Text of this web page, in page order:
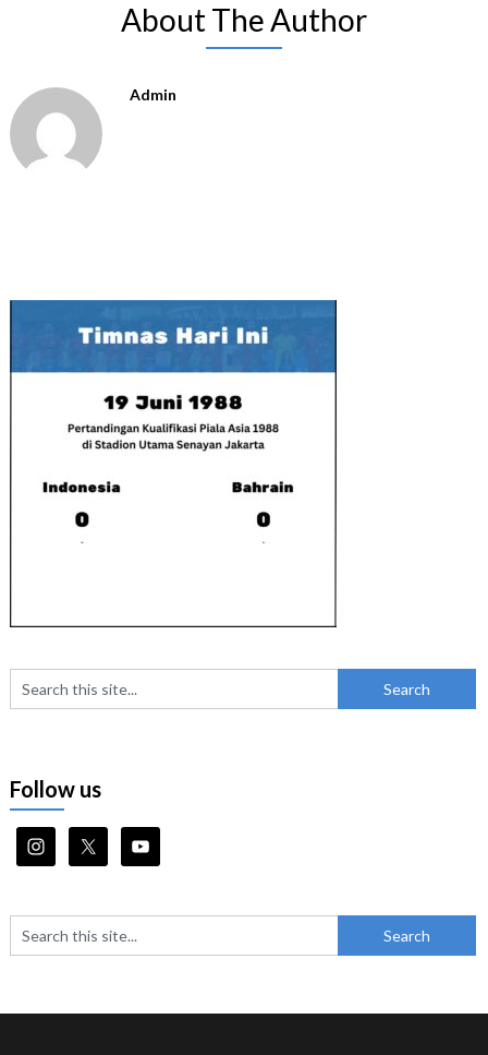
About The Author
Admin
Follow us